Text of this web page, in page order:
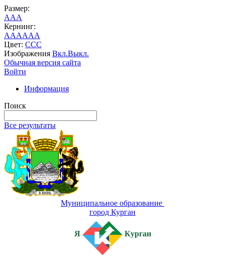
Размер:
AAA
Кернинг:
AAAAAA
Цвет: CCC
Изображения Вкл.Выкл.
Обычная версия сайта
Войти
Информация
Поиск
Все результаты
Муниципальное образование
город Курган
Я Курган